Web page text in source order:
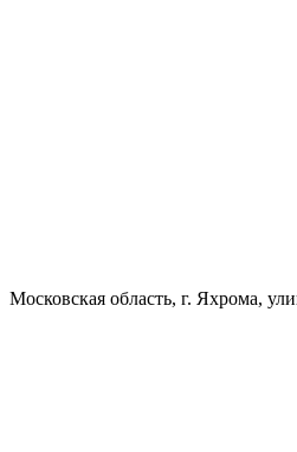
Московская область, г. Яхрома,